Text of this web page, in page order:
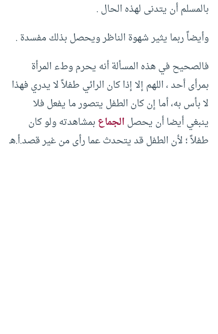
بالمسلم أن يتدنى لهذه الحال .
وأيضاً ربما يثير شهوة الناظر ويحصل بذلك مفسدة .
فالصحيح في هذه المسألة أنه يحرم وطء المرأة
بمرأى أحد ، اللهم إلا إذا كان الرائي طفلاً لا يدري فهذا
لا بأس به، أما إن كان الطفل يتصور ما يفعل فلا
ينبغي أيضا أن يحصلالجماعبمشاهدته ولو كان
طفلاً ؛ لأن الطفل قد يتحدث عما رأى من غير قصد.أ.هـ